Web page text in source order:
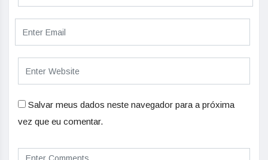
Salvar meus dados neste navegador para a próxima
vez que eu comentar.